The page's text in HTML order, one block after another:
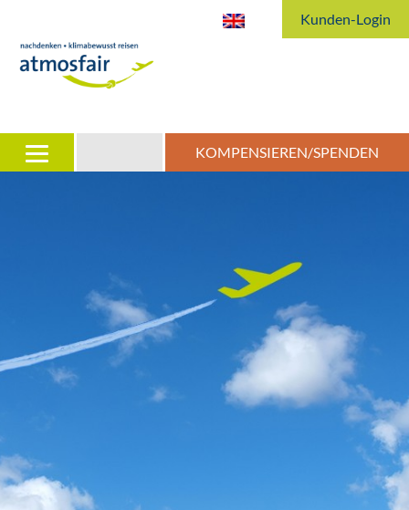
Kunden-Login
KOMPENSIEREN/SPENDEN